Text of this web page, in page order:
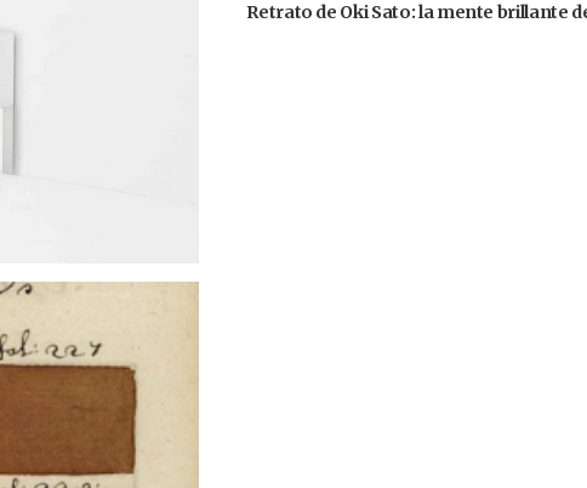
Retrato de Oki Sato: la mente brillante